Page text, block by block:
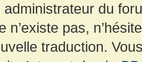
administrateur du
n’existe pas,
traduction.